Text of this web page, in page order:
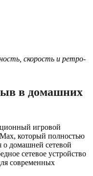
скорость и ретро-
в домашних
игровой
который полностью
о домашней сетевой
сетевое устройство
современных